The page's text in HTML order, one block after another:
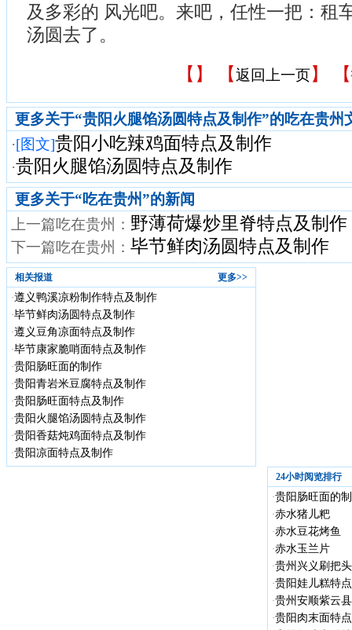
及多彩的 风光吧。来吧，任性一把：租
汤圆去了。
【 】 【返回上一页】 【
更多关于“贵阳火腿馅汤圆特点及制作”的吃在贵州
·[图文]贵阳小吃辣鸡面特点及制作
·贵阳火腿馅汤圆特点及制作
更多关于“吃在贵州”的新闻
上一篇吃在贵州： 野薄荷爆炒里脊特点及制作
下一篇吃在贵州： 毕节鲜肉汤圆特点及制作
更多>>
相关报道
·遵义鸭溪凉粉制作特点及制作
·毕节鲜肉汤圆特点及制作
·遵义豆角凉面特点及制作
·毕节康家脆哨面特点及制作
·贵阳肠旺面的制作
·贵阳青岩米豆腐特点及制作
·贵阳肠旺面特点及制作
·贵阳火腿馅汤圆特点及制作
·贵阳香菇炖鸡面特点及制作
·贵阳凉面特点及制作
24小时阅览排行
·贵阳肠旺面的
·赤水猪儿粑
·赤水豆花烤鱼
·赤水玉兰片
·贵州兴义刷把
·贵阳娃儿糕特
·贵州安顺紫云
·贵阳肉末面特